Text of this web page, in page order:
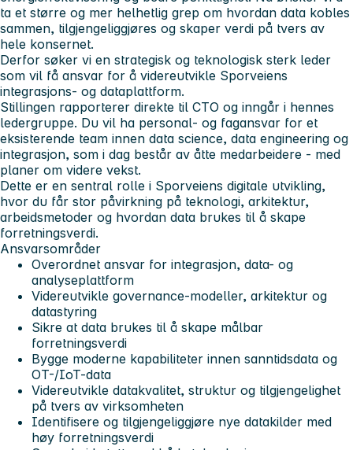
ta et større og mer helhetlig grep om hvordan data kobles
sammen, tilgjengeliggjøres og skaper verdi på tvers av
hele konsernet.
Derfor søker vi en strategisk og teknologisk sterk leder
som vil få ansvar for å videreutvikle Sporveiens
integrasjons- og dataplattform.
Stillingen rapporterer direkte til CTO og inngår i hennes
ledergruppe. Du vil ha personal- og fagansvar for et
eksisterende team innen data science, data engineering og
integrasjon, som i dag består av åtte medarbeidere - med
planer om videre vekst.
Dette er en sentral rolle i Sporveiens digitale utvikling,
hvor du får stor påvirkning på teknologi, arkitektur,
arbeidsmetoder og hvordan data brukes til å skape
forretningsverdi.
Ansvarsområder
Overordnet ansvar for integrasjon, data- og
analyseplattform
Videreutvikle governance-modeller, arkitektur og
datastyring
Sikre at data brukes til å skape målbar
forretningsverdi
Bygge moderne kapabiliteter innen sanntidsdata og
OT-/IoT-data
Videreutvikle datakvalitet, struktur og tilgjengelighet
på tvers av virksomheten
Identifisere og tilgjengeliggjøre nye datakilder med
høy forretningsverdi